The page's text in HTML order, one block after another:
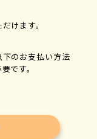
けます。
のお支払い方法
です。